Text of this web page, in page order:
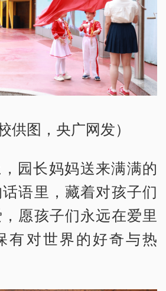
供图，央广网发）
园长妈妈送来满满的
语里，藏着对孩子们
愿孩子们永远在爱里
有对世界的好奇与热